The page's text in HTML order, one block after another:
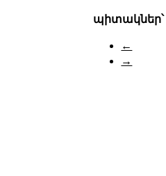
պիտակներ՝
←
→